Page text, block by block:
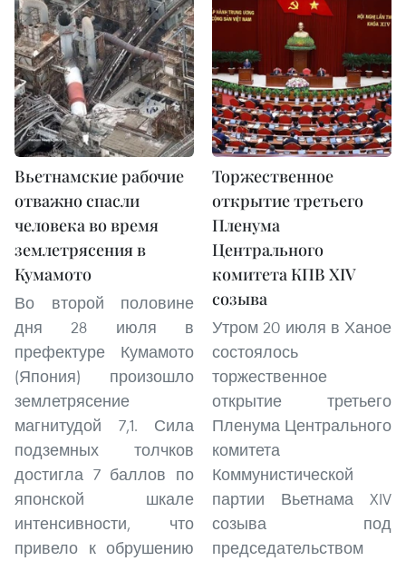
Вьетнамские рабочие
отважно спасли
человека во время
землетрясения в
Кумамото
Во второй половине
дня 28 июля в
префектуре Кумамото
(Япония) произошло
землетрясение
магнитудой 7,1. Сила
подземных толчков
достигла 7 баллов по
японской шкале
интенсивности, что
привело к обрушению
Торжественное
открытие третьего
Пленума
Центрального
комитета КПВ XIV
созыва
Утром 20 июля в Ханое
состоялось
торжественное
открытие третьего
Пленума Центрального
комитета
Коммунистической
партии Вьетнама XIV
созыва под
председательством